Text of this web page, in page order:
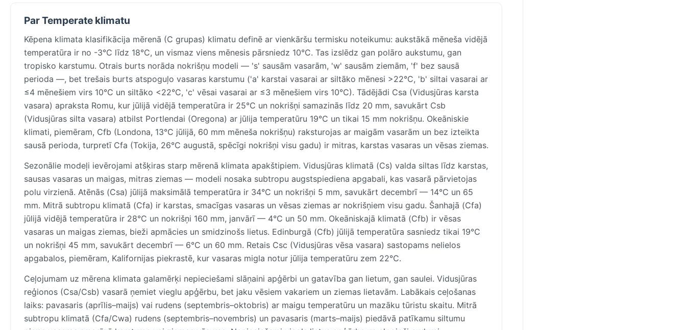
Par Temperate klimatu
Kēpena klimata klasifikācija mērenā (C grupas) klimatu definē ar vienkāršu termisku noteikumu: aukstākā mēneša vidējā
temperatūra ir no -3°C līdz 18°C, un vismaz viens mēnesis pārsniedz 10°C. Tas izslēdz gan polāro aukstumu, gan
tropisko karstumu. Otrais burts norāda nokrišņu modeli — 's' sausām vasarām, 'w' sausām ziemām, 'f' bez sausā
perioda —, bet trešais burts atspoguļo vasaras karstumu ('a' karstai vasarai ar siltāko mēnesi >22°C, 'b' siltai vasarai ar
≤4 mēnešiem virs 10°C un siltāko <22°C, 'c' vēsai vasarai ar ≤3 mēnešiem virs 10°C). Tādējādi Csa (Vidusjūras karsta
vasara) apraksta Romu, kur jūlijā vidējā temperatūra ir 25°C un nokrišņi samazinās līdz 20 mm, savukārt Csb
(Vidusjūras silta vasara) atbilst Portlendai (Oregona) ar jūlija temperatūru 19°C un tikai 15 mm nokrišņu. Okeāniskie
klimati, piemēram, Cfb (Londona, 13°C jūlijā, 60 mm mēneša nokrišņu) raksturojas ar maigām vasarām un bez izteikta
sausā perioda, turpretī Cfa (Tokija, 26°C augustā, spēcīgi nokrišņi visu gadu) ir mitras, karstas vasaras un vēsas ziemas.
Sezonālie modeļi ievērojami atšķiras starp mērenā klimata apakštipiem. Vidusjūras klimatā (Cs) valda siltas līdz karstas,
sausas vasaras un maigas, mitras ziemas — modeli nosaka subtropu augstspiediena apgabali, kas vasarā pārvietojas
polu virzienā. Atēnās (Csa) jūlijā maksimālā temperatūra ir 34°C un nokrišņi 5 mm, savukārt decembrī — 14°C un 65
mm. Mitrā subtropu klimatā (Cfa) ir karstas, smacīgas vasaras un vēsas ziemas ar nokrišņiem visu gadu. Šanhajā (Cfa)
jūlijā vidējā temperatūra ir 28°C un nokrišņi 160 mm, janvārī — 4°C un 50 mm. Okeāniskajā klimatā (Cfb) ir vēsas
vasaras un maigas ziemas, bieži apmācies un smidzinošs lietus. Edinburgā (Cfb) jūlijā temperatūra sasniedz tikai 19°C
un nokrišņi 45 mm, savukārt decembrī — 6°C un 60 mm. Retais Csc (Vidusjūras vēsa vasara) sastopams nelielos
apgabalos, piemēram, Kalifornijas piekrastē, kur vasaras migla notur jūlija temperatūru zem 22°C.
Ceļojumam uz mērena klimata galamērķi nepieciešami slāņaini apģērbi un gatavība gan lietum, gan saulei. Vidusjūras
reģionos (Csa/Csb) vasarā ņemiet vieglu apģērbu, bet jaku vēsiem vakariem un ziemas lietavām. Labākais ceļošanas
laiks: pavasaris (aprīlis–maijs) vai rudens (septembris–oktobris) ar maigu temperatūru un mazāku tūristu skaitu. Mitrā
subtropu klimatā (Cfa/Cwa) rudens (septembris–novembris) un pavasaris (marts–maijs) piedāvā patīkamu siltumu